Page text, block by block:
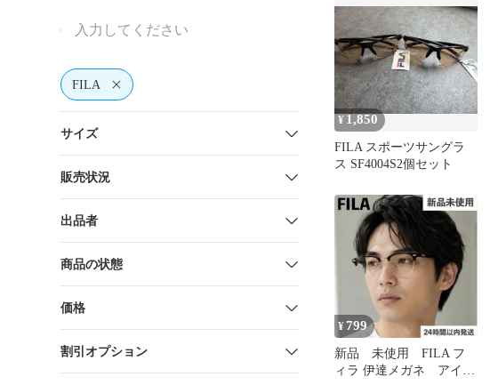
FILA
サイズ
販売状況
出品者
商品の状態
価格
割引オプション
¥ 1,850
FILA スポーツサングラ
ス SF4004S2個セット
¥ 799
新品 未使用 FILA フ
ィラ 伊達メガネ アイウ